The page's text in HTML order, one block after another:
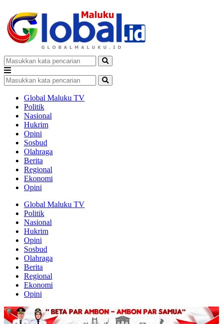
Global Maluku TV
Politik
Nasional
Hukrim
Opini
Sosbud
Olahraga
Berita
Regional
Ekonomi
Opini
Global Maluku TV
Politik
Nasional
Hukrim
Opini
Sosbud
Olahraga
Berita
Regional
Ekonomi
Opini